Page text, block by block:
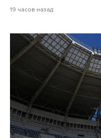
19 часов назад